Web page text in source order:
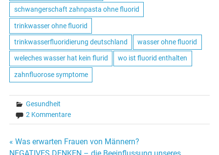
schwangerschaft zahnpasta ohne fluorid
trinkwasser ohne fluorid
trinkwasserfluoridierung deutschland wasser ohne fluorid
weleches wasser hat kein flurid wo ist fluorid enthalten
zahnfluorose symptome
Gesundheit
2 Kommentare
« Was erwarten Frauen von Männern?